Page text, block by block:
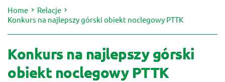
Home
Relacje
Konkurs na najlepszy górski obiekt noclegowy PTTK
Konkurs na najlepszy górski
obiekt noclegowy PTTK